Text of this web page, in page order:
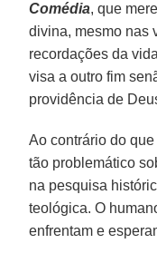
Comédia, que
divina, mesmo nas
recordações da
visa a outro fim
providência de
Ao contrário do
tão problemático
na pesquisa
teológica. O
enfrentam e